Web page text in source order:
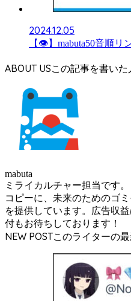
2024.12.05
【👁】mabuta50音順リ
ABOUT US
mabuta
ミライカルチャー担当です
コピーに、未来のためのゴ
を提供しています。広告収
付もお待ちしております！
NEW POST